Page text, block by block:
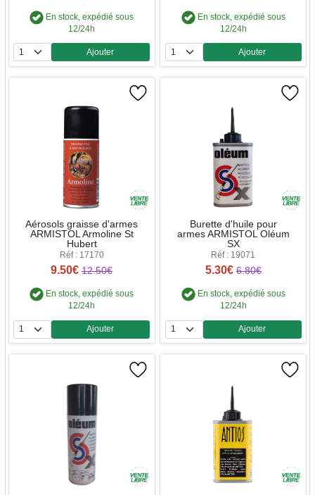
En stock, expédié sous
12/24h
Quantité
Ajouter
En stock, expédié sous
12/24h
Quantité
Ajouter
Aérosols graisse d'armes
ARMISTOL Armoline St
Hubert
Réf : 17170
9.50€ 12.50€
En stock, expédié sous
12/24h
Quantité
Ajouter
Burette d'huile pour
armes ARMISTOL Oléum
SX
Réf : 19071
5.30€ 6.80€
En stock, expédié sous
12/24h
Quantité
Ajouter